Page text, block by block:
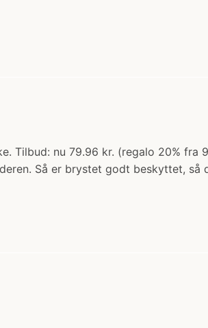
Tilbud: nu 79.96 kr. (regalo 20%
Så er brystet godt beskyttet,